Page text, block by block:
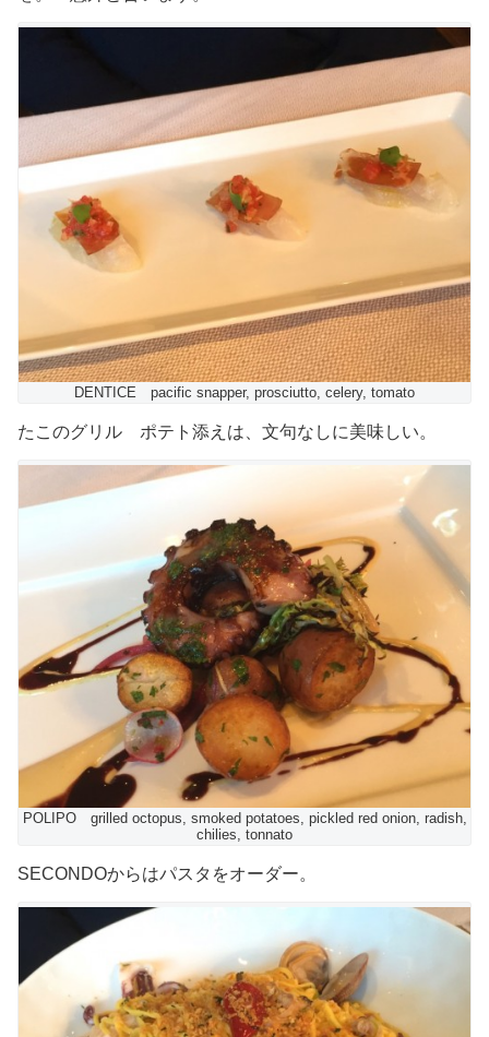
DENTICE pacific snapper, prosciutto, celery, tomato
たこのグリル ポテト添えは、文句なしに美味しい。
POLIPO grilled octopus, smoked potatoes, pickled red onion, radish,
chilies, tonnato
SECONDOからはパスタをオーダー。